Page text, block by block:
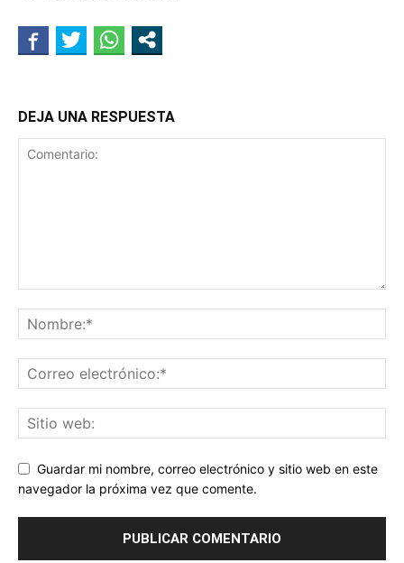
DEJA UNA RESPUESTA
Guardar mi nombre, correo electrónico y sitio web en este
navegador la próxima vez que comente.